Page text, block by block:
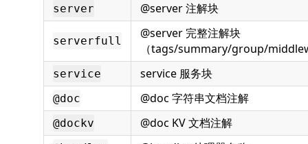
server @server 注解块
serverfull
@server 完整注解块
（tags/summary/group/
service service 服务块
@doc @doc 字符串文档注解
@dockv @doc KV 文档注解